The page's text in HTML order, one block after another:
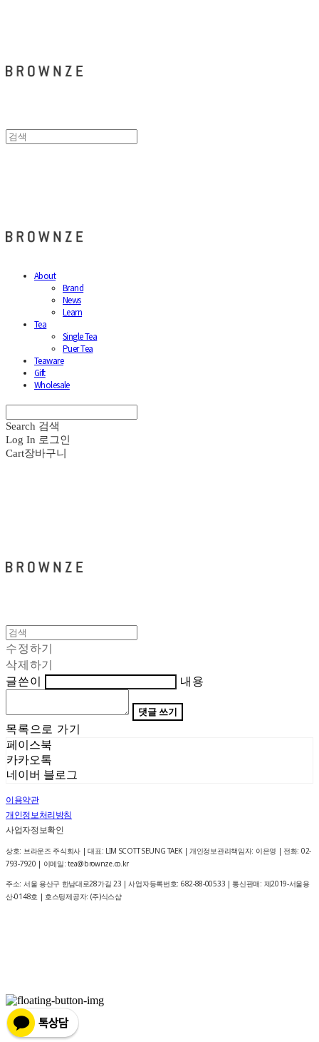
About
Brand
News
Learn
Tea
Single Tea
Puer Tea
Teaware
Gift
Wholesale
Search 검색
Log In 로그인
Cart장바구니
수정하기
삭제하기
글쓴이
내용
댓글 쓰기
목록으로 가기
페이스북
카카오톡
네이버 블로그
이용약관
개인정보처리방침
사업자정보확인
상호: 브라운즈 주식회사 | 대표: LIM SCOTT SEUNG TAEK | 개인정보관리책임자: 이은영 | 전화: 02-
793-7920 | 이메일: tea@brownze.co.kr
주소: 서울 용산구 한남대로28가길 23 | 사업자등록번호: 682-88-00533 | 통신판매: 제2019-서울용
산-0148호 | 호스팅제공자: (주)식스샵